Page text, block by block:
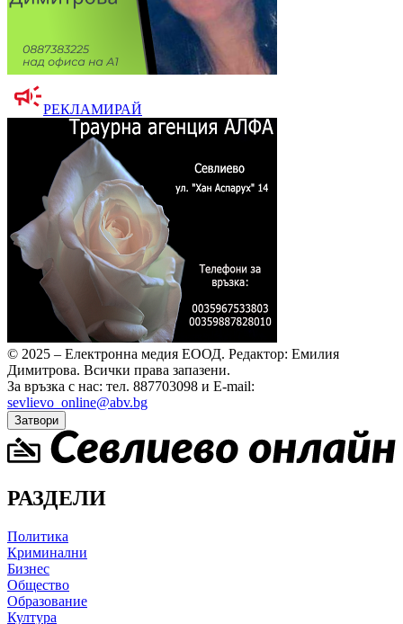
РЕКЛАМИРАЙ
© 2025 – Електронна медия ЕООД. Редактор: Емилия
Димитрова. Всички права запазени.
За връзка с нас: тел. 887703098 и E-mail:
sevlievo_online@abv.bg
Затвори
РАЗДЕЛИ
Политика
Криминални
Бизнес
Общество
Образование
Култура